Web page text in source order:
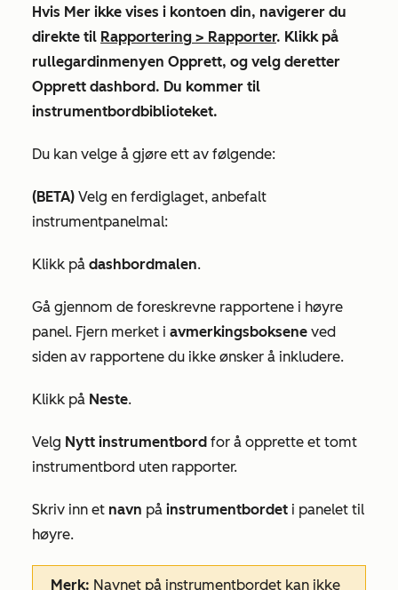
Hvis Mer ikke vises i kontoen din, navigerer du
direkte til Rapportering > Rapporter. Klikk på
rullegardinmenyen Opprett, og velg deretter
Opprett dashbord. Du kommer til
instrumentbordbiblioteket.
Du kan velge å gjøre ett av følgende:
(BETA) Velg en ferdiglaget, anbefalt
instrumentpanelmal:
Klikk på dashbordmalen.
Gå gjennom de foreskrevne rapportene i høyre
panel. Fjern merket i avmerkingsboksene ved
siden av rapportene du ikke ønsker å inkludere.
Klikk på Neste.
Velg Nytt instrumentbord for å opprette et tomt
instrumentbord uten rapporter.
Skriv inn et navn på instrumentbordet i panelet til
høyre.
Merk: Navnet på instrumentbordet kan ikke